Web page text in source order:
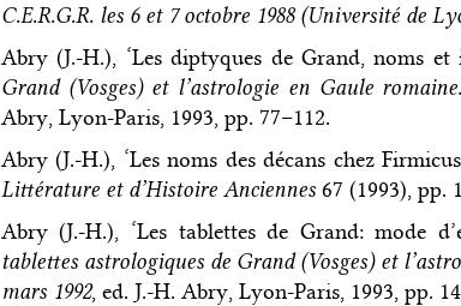
C.E.R.G.R. les 6 et 7 octobre 1988 (Université de
Abry (J.-H.), ‘Les diptyques de Grand, noms et
Grand (Vosges) et l’astrologie en Gaule
Abry, Lyon-Paris, 1993, pp. 77–112.
Abry (J.-H.), ‘Les noms des décans chez
Littérature et d’Histoire Anciennes67 (1993), pp.
Abry (J.-H.), ‘Les tablettes de Grand: mode
tablettes astrologiques de Grand (Vosges) et
mars 1992, ed. J.-H. Abry, Lyon-Paris, 1993, pp.